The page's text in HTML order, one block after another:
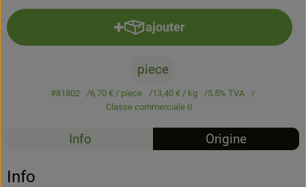
ajouter
Ajouter le produit au panier
piece
#81802 6,70 €/ piece 13,40 €/ kg
5.5% TVA
Classe commerciale II
Info Origine
Info